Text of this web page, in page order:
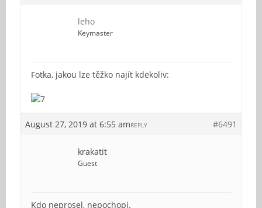
leho
Keymaster
Fotka, jakou lze těžko najít kdekoliv:
August 27, 2019 at 6:55 am #6491
REPLY
krakatit
Guest
Kdo neprosel, nepochopi.